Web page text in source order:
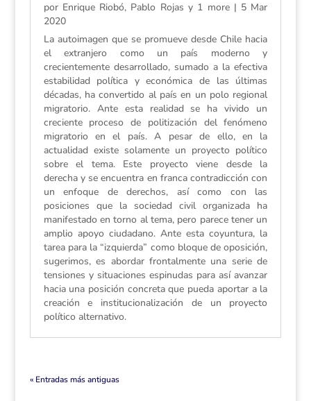
por Enrique Riobó, Pablo Rojas y 1 more| 5 Mar
2020
La autoimagen que se promueve desde Chile hacia
el extranjero como un país moderno y
crecientemente desarrollado, sumado a la efectiva
estabilidad política y económica de las últimas
décadas, ha convertido al país en un polo regional
migratorio. Ante esta realidad se ha vivido un
creciente proceso de politización del fenómeno
migratorio en el país. A pesar de ello, en la
actualidad existe solamente un proyecto político
sobre el tema. Este proyecto viene desde la
derecha y se encuentra en franca contradicción con
un enfoque de derechos, así como con las
posiciones que la sociedad civil organizada ha
manifestado en torno al tema, pero parece tener un
amplio apoyo ciudadano. Ante esta coyuntura, la
tarea para la “izquierda” como bloque de oposición,
sugerimos, es abordar frontalmente una serie de
tensiones y situaciones espinudas para así avanzar
hacia una posición concreta que pueda aportar a la
creación e institucionalización de un proyecto
político alternativo.
« Entradas más antiguas